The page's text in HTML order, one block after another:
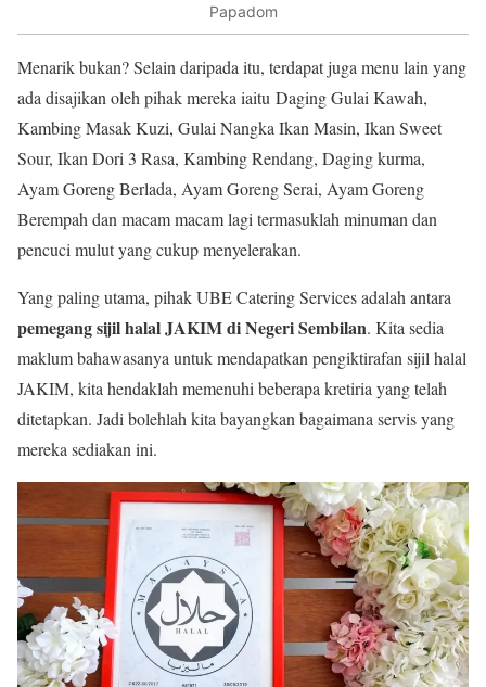
Papadom
Menarik bukan? Selain daripada itu, terdapat juga menu lain yang
ada disajikan oleh pihak mereka iaitu Daging Gulai Kawah,
Kambing Masak Kuzi, Gulai Nangka Ikan Masin, Ikan Sweet
Sour, Ikan Dori 3 Rasa, Kambing Rendang, Daging kurma,
Ayam Goreng Berlada, Ayam Goreng Serai, Ayam Goreng
Berempah dan macam macam lagi termasuklah minuman dan
pencuci mulut yang cukup menyelerakan.
Yang paling utama, pihak UBE Catering Services adalah antara
pemegang sijil halal JAKIM di Negeri Sembilan. Kita sedia
maklum bahawasanya untuk mendapatkan pengiktirafan sijil halal
JAKIM, kita hendaklah memenuhi beberapa kretiria yang telah
ditetapkan. Jadi bolehlah kita bayangkan bagaimana servis yang
mereka sediakan ini.